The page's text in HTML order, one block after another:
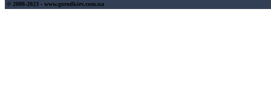
© 2008-2023 - www.gorodkiev.com.ua